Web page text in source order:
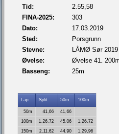
Tid:
2.55,58
FINA-2025:
303
Dato:
17.03.2019
Sted:
Porsgrunn
Stevne:
LÅMØ Sør 2019
Øvelse:
Øvelse 41.
Basseng:
25m
Lap Split 50m 100m
50m 41,66
41,66
100m
1.26,72 45,06
1.26,72
150m
2.11,62 44,90
1.29,96